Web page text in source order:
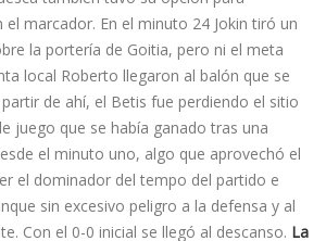
el marcador. En el minuto 24 Jokin tiró un
la porterí­a de Goitia, pero ni el meta
local Roberto llegaron al balón que se
de ahí­, el Betis fue perdiendo el sitio
juego que se habí­a ganado tras una
el minuto uno, algo que aprovechó el
el dominador del tempo del partido e
sin excesivo peligro a la defensa y al
Con el 0-0 inicial se llegó al descanso. La